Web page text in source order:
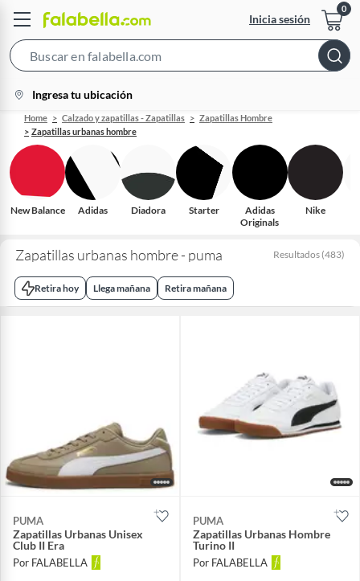
Inicia sesión
Bar
location-
icon
Ingresa tu ubicación
Home Calzado y zapatillas - Zapatillas
Zapatillas Hombre
Zapatillas urbanas hombre
New Balance Adidas Diadora Starter
Adidas
Originals
Nike
Zapatillas urbanas hombre - puma Resultados (483)
Retira hoy Llega mañana Retira mañana
PUMA
Zapatillas Urbanas Unisex
Club II Era
Por FALABELLA
PUMA
Zapatillas Urbanas Hombre
Turino II
Por FALABELLA